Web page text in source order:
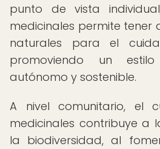
punto de vista
medicinales permite tener
naturales para el
promoviendo un
autónomo y sostenible.
A nivel comunitario, el
medicinales contribuye a
la biodiversidad, al